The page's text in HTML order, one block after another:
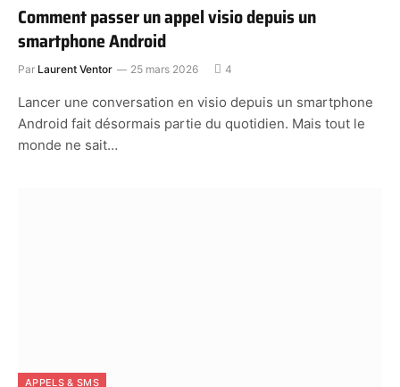
Comment passer un appel visio depuis un
smartphone Android
Par Laurent Ventor 25 mars 2026 4
Lancer une conversation en visio depuis un smartphone
Android fait désormais partie du quotidien. Mais tout le
monde ne sait…
APPELS & SMS